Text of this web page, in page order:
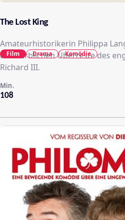
The Lost King
Amateurhistorikerin Philippa
die sterblichen Überreste des
Richard III.
108
Min.
Film Drama Komödie